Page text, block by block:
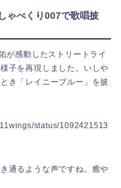
ゃべくり007で歌唱披
が感動したストリートライ
子を再現しました。いしや
き「レイニーブルー」を披
status/1092421513
通るような声ですね。癒や